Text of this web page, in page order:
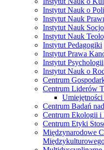
Instytut Nauk o
Instytut Nauk
Instytut Nauk
Instytut Nauk
Instytut Pedagogiki
Instytut Prawa
Instytut Psychologii
Instytut Nauk o
Centrum
Centrum Liderów
Centrum Badań
Centrum Ekologii
Centrum Etyki
Międzynarodowe